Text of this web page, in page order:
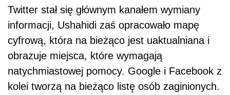
Twitter stał się głównym kanałem wymiany
informacji, Ushahidi zaś opracowało mapę
cyfrową, która na bieżąco jest uaktualniana i
obrazuje miejsca, które wymagają
natychmiastowej pomocy. Google i Facebook z
kolei tworzą na bieżąco listę osób zaginionych.